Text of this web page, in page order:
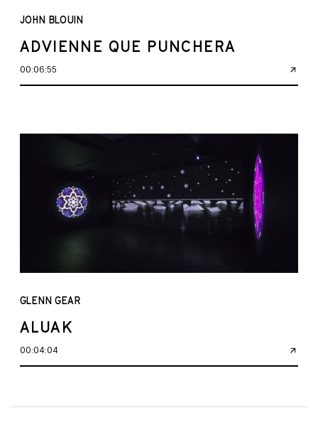
JOHN BLOUIN
ADVIENNE QUE PUNCHERA
00:06:55
GLENN GEAR
ALUAK
00:04:04